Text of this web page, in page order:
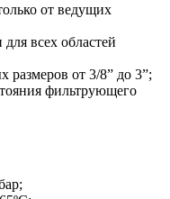
от ведущих
всех областей
от 3/8” до 3”;
фильтрующего